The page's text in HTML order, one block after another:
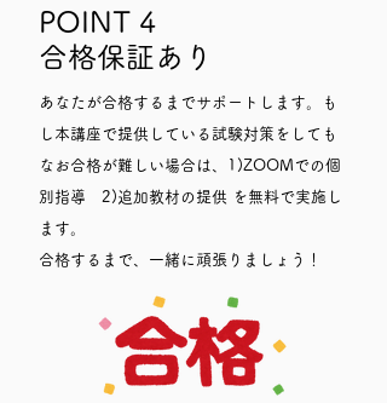
POINT 4
合格保証あり
あなたが合格するまでサポートします。も
し本講座で提供している試験対策をしても
なお合格が難しい場合は、1)ZOOMでの個
別指導 2)追加教材の提供 を無料で実施し
ます。
​合格するまで、一緒に頑張りましょう！